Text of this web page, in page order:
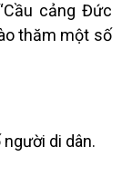
cảng Đức
thăm một số
di dân.